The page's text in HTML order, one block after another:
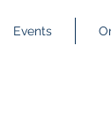
Events